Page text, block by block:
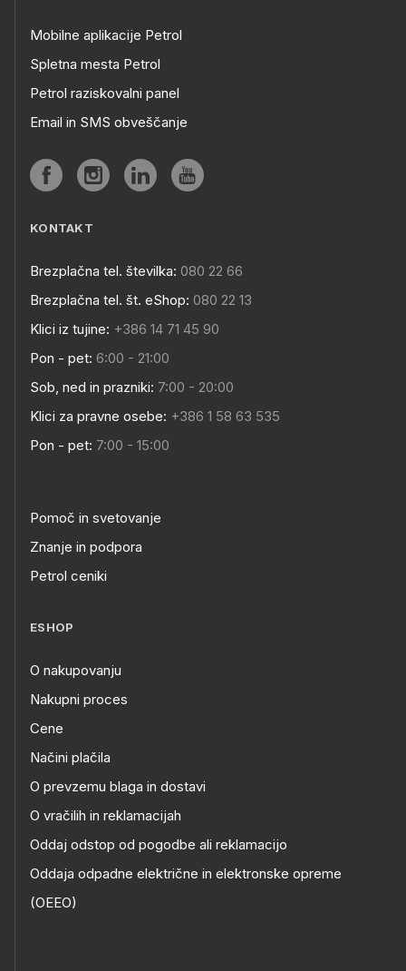
Mobilne aplikacije Petrol
Spletna mesta Petrol
Petrol raziskovalni panel
Email in SMS obveščanje
KONTAKT
Brezplačna tel. številka: 080 22 66
Brezplačna tel. št. eShop: 080 22 13
Klici iz tujine: +386 14 71 45 90
Pon - pet: 6:00 - 21:00
Sob, ned in prazniki: 7:00 - 20:00
Klici za pravne osebe: +386 1 58 63 535
Pon - pet: 7:00 - 15:00
Pomoč in svetovanje
Znanje in podpora
Petrol ceniki
ESHOP
O nakupovanju
Nakupni proces
Cene
Načini plačila
O prevzemu blaga in dostavi
O vračilih in reklamacijah
Oddaj odstop od pogodbe ali reklamacijo
Oddaja odpadne električne in elektronske opreme
(OEEO)